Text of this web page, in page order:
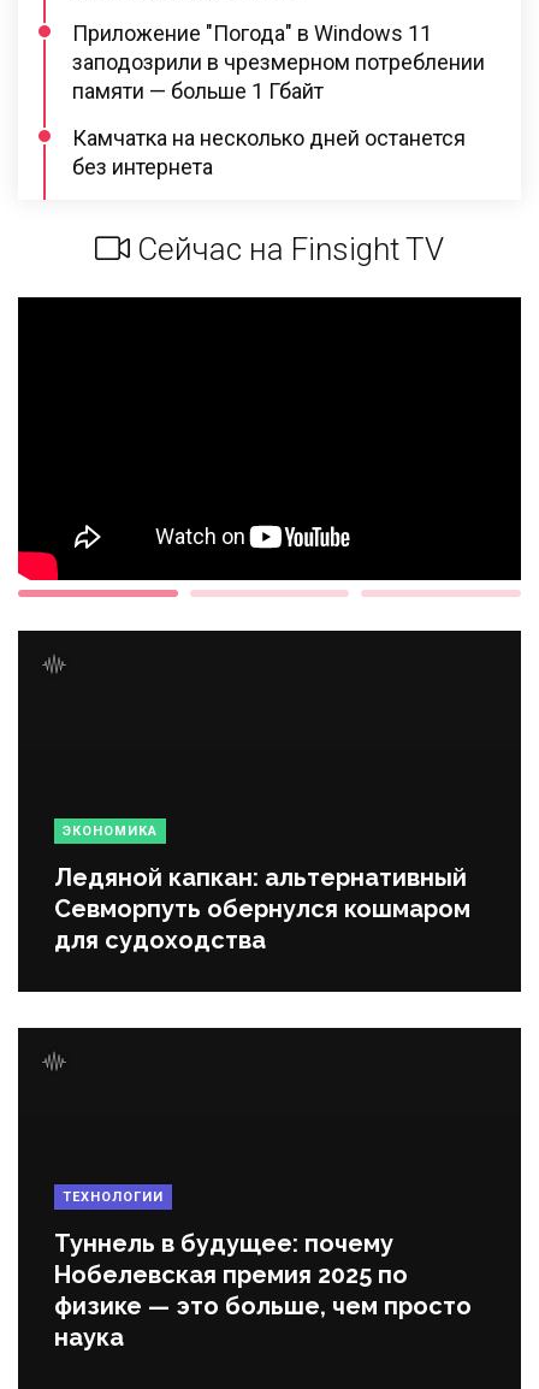
Приложение "Погода" в Windows 11
заподозрили в чрезмерном потреблении
памяти — больше 1 Гбайт
Камчатка на несколько дней останется
без интернета
Сейчас на Finsight TV
ЭКОНОМИКА
Ледяной капкан: альтернативный
Севморпуть обернулся кошмаром
для судоходства
ТЕХНОЛОГИИ
Туннель в будущее: почему
Нобелевская премия 2025 по
физике — это больше, чем просто
наука